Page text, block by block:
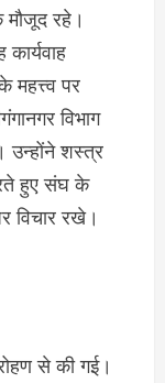
मौजूद रहे।
महत्त्व पर
विभाग
उन्होंने शस्त्र
हुए संघ के
विचार रखे।
से की गई।